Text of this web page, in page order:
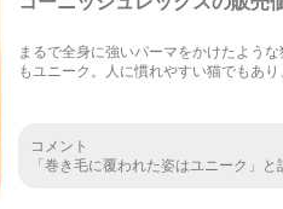
まるで全身に強いパーマをかけたよう
もユニーク。人に慣れやすい猫でもあ
コメント
「巻き毛に覆われた姿はユニーク」